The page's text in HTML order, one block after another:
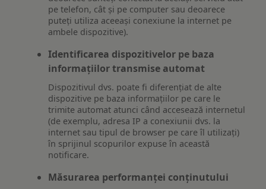
pe telefon, cât și pe computer sau deoarece
puteți utiliza aceeași conexiune la internet pe
ambele dispozitive).
Identificarea dispozitivelor pe baza
informațiilor transmise automat
Dispozitivul dvs. poate fi diferențiat de alte
dispozitive pe baza informațiilor pe care le
trimite automat atunci când accesează internetul
(de exemplu, adresa IP a conexiunii dvs. la
internet sau tipul de browser pe care îl utilizați)
în sprijinul scopurilor expuse în această
notificare.
Măsurarea performanței conținutului